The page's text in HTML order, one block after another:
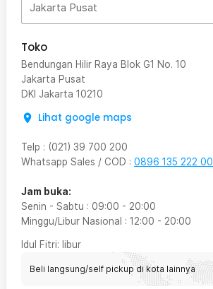
Jakarta Pusat
Toko
Bendungan Hilir Raya Blok G1 No. 10
Jakarta Pusat
DKI Jakarta 10210
Lihat google maps
Telp : (021) 39 700 200
Whatsapp Sales / COD : 0896 135 222 00
Jam buka:
Senin - Sabtu : 09:00 - 20:00
Minggu/Libur Nasional : 12:00 - 20:00
Idul Fitri: libur
Beli langsung/self pickup di kota lainnya